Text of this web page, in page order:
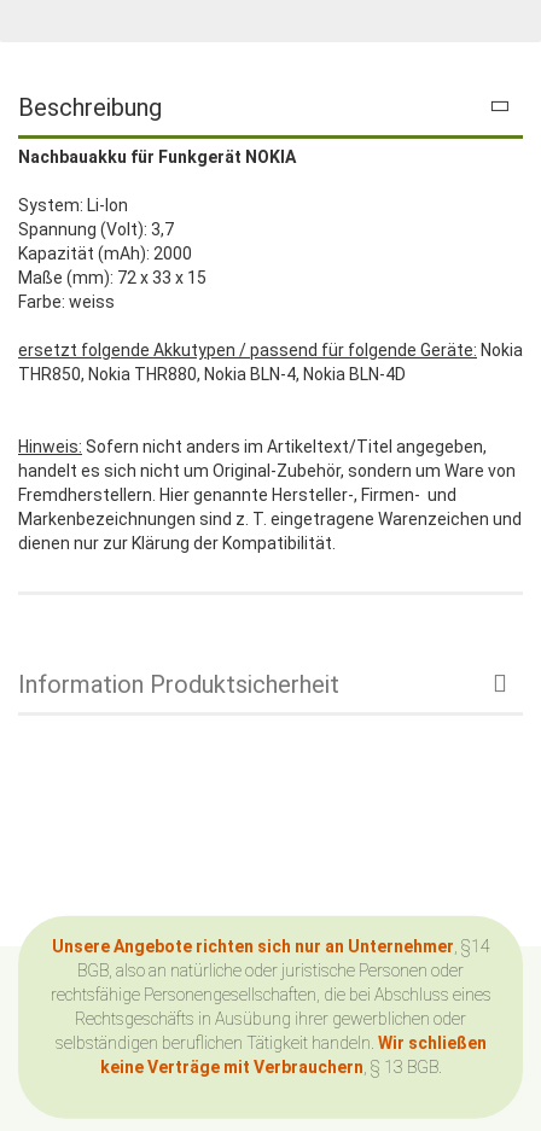
Beschreibung
Nachbauakku für Funkgerät NOKIA
System: Li-Ion
Spannung (Volt): 3,7
Kapazität (mAh): 2000
Maße (mm): 72 x 33 x 15
Farbe: weiss
ersetzt folgende Akkutypen / passend für folgende Geräte: Nokia
THR850, Nokia THR880, Nokia BLN-4, Nokia BLN-4D
Hinweis: Sofern nicht anders im Artikeltext/Titel angegeben,
handelt es sich nicht um Original-Zubehör, sondern um Ware von
Fremdherstellern. Hier genannte Hersteller-, Firmen- und
Markenbezeichnungen sind z. T. eingetragene Warenzeichen und
dienen nur zur Klärung der Kompatibilität.
Information Produktsicherheit
Unsere Angebote richten sich nur an Unternehmer , §14
BGB, also an natürliche oder juristische Personen oder
rechtsfähige Personengesellschaften, die bei Abschluss eines
Rechtsgeschäfts in Ausübung ihrer gewerblichen oder
selbständigen beruflichen Tätigkeit handeln. Wir schließen
keine Verträge mit Verbrauchern , § 13 BGB.